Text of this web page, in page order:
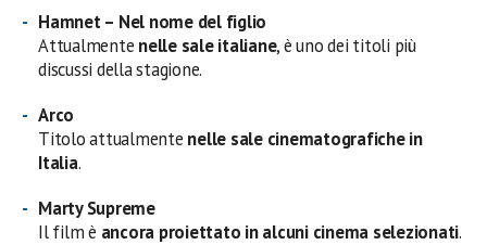
Hamnet – Nel nome del figlio
Attualmente nelle sale italiane, è uno dei titoli più
discussi della stagione.
Arco
Titolo attualmente nelle sale cinematografiche in
Italia.
Marty Supreme
Il film è ancora proiettato in alcuni cinema selezionati.